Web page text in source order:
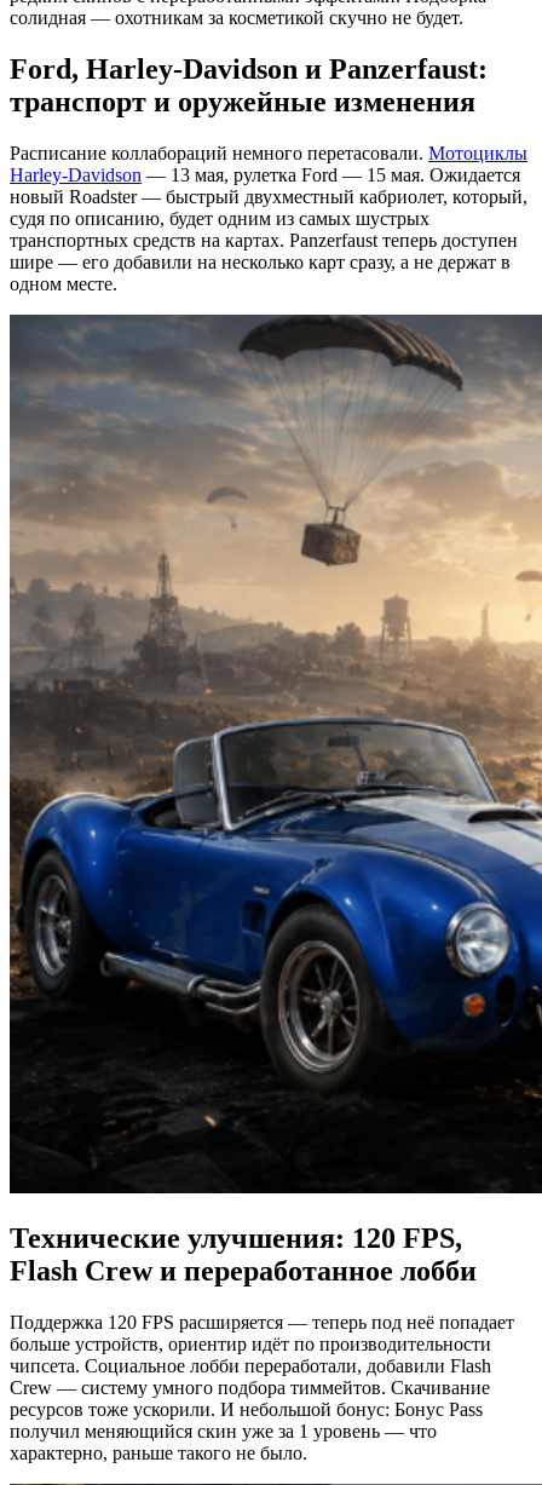
солидная — охотникам за косметикой скучно не будет.
Ford, Harley-Davidson и Panzerfaust:
транспорт и оружейные изменения
Расписание коллабораций немного перетасовали. Мотоциклы
Harley-Davidson — 13 мая, рулетка Ford — 15 мая. Ожидается
новый Roadster — быстрый двухместный кабриолет, который,
судя по описанию, будет одним из самых шустрых
транспортных средств на картах. Panzerfaust теперь доступен
шире — его добавили на несколько карт сразу, а не держат в
одном месте.
Технические улучшения: 120 FPS,
Flash Crew и переработанное лобби
Поддержка 120 FPS расширяется — теперь под неё попадает
больше устройств, ориентир идёт по производительности
чипсета. Социальное лобби переработали, добавили Flash
Crew — систему умного подбора тиммейтов. Скачивание
ресурсов тоже ускорили. И небольшой бонус: Бонус Pass
получил меняющийся скин уже за 1 уровень — что
характерно, раньше такого не было.